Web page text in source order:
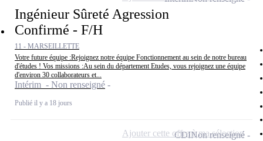
Ingénieur Sûreté Agression
Confirmé - F/H
11 - MARSEILLETTE
Votre future équipe :Rejoignez notre équipe Fonctionnement au sein de notre bureau
d'études ! Vos missions :Au sein du département Etudes, vous rejoignez une équipe
d'environ 30 collaborateurs et...
Intérim - Non renseigné
Publié il y a 18 jours
CDINon renseigné
Ajouter cette offre à ma sélection